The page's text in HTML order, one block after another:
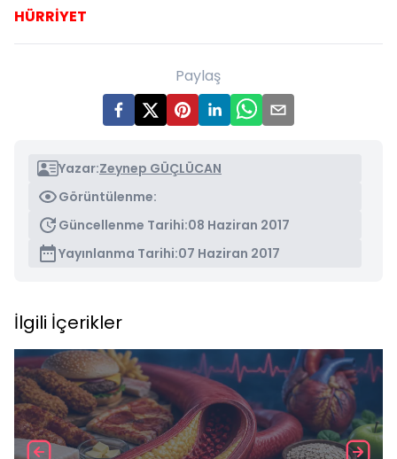
HÜRRİYET
Paylaş
Yazar:Zeynep GÜÇLÜCAN
Görüntülenme:
Güncellenme Tarihi:08 Haziran 2017
Yayınlanma Tarihi:07 Haziran 2017
İlgili İçerikler